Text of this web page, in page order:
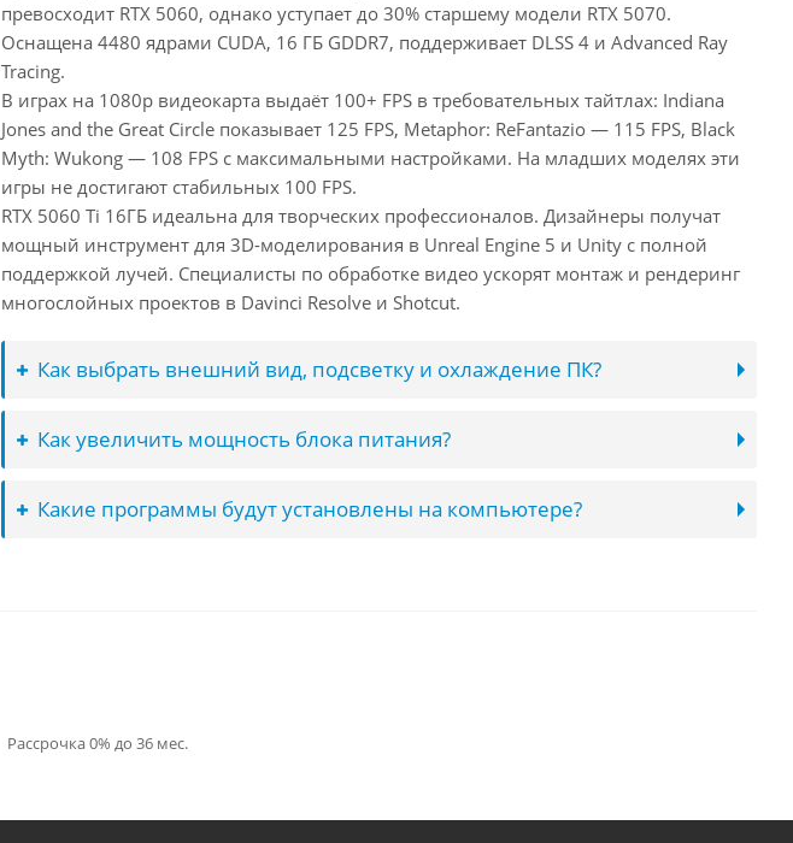
превосходит RTX 5060, однако уступает до 30% старшему модели RTX 5070.
Оснащена 4480 ядрами CUDA, 16 ГБ GDDR7, поддерживает DLSS 4 и Advanced Ray
Tracing.
В играх на 1080p видеокарта выдаёт 100+ FPS в требовательных тайтлах: Indiana
Jones and the Great Circle показывает 125 FPS, Metaphor: ReFantazio — 115 FPS, Black
Myth: Wukong — 108 FPS с максимальными настройками. На младших моделях эти
игры не достигают стабильных 100 FPS.
RTX 5060 Ti 16ГБ идеальна для творческих профессионалов. Дизайнеры получат
мощный инструмент для 3D-моделирования в Unreal Engine 5 и Unity с полной
поддержкой лучей. Специалисты по обработке видео ускорят монтаж и рендеринг
многослойных проектов в Davinci Resolve и Shotcut.
Как выбрать внешний вид, подсветку и охлаждение ПК?
Как увеличить мощность блока питания?
Какие программы будут установлены на компьютере?
Рассрочка 0% до 36 мес.